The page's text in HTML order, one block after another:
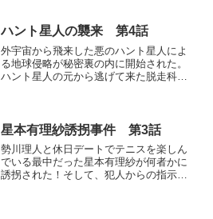
待ち構える各階の階層ボス...
ハント星人の襲来 第4話
外宇宙から飛来した悪のハント星人によ
る地球侵略が秘密裏の内に開始された。
ハント星人の元から逃げて来た脱走科学
込まれることに...
星本有理紗誘拐事件 第3話
勢川理人と休日デートでテニスを楽しん
でいる最中だった星本有理紗が何者かに
誘拐された！そして、犯人からの指示で